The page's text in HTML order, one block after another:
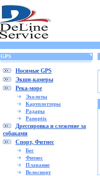
GPS
Носимые GPS
Экшн-камеры
Река-море
Эхолоты
Картплоттеры
Радары
Panoptix
Дрессировка и слежение за
собаками
Спорт, Фитнес
Бег
Фитнес
Плавание
Велоспорт